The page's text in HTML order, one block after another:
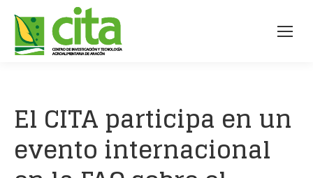
El CITA participa en un
evento internacional